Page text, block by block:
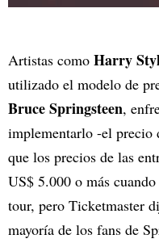
Artistas como Harry
utilizado el modelo de
Bruce Springsteen,
implementarlo -el precio
que los precios de las
US$ 5.000 o más
tour, pero Ticketmaster
mayoría de los fans de